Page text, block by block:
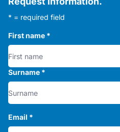
* = required field
First name *
Surname *
Email *